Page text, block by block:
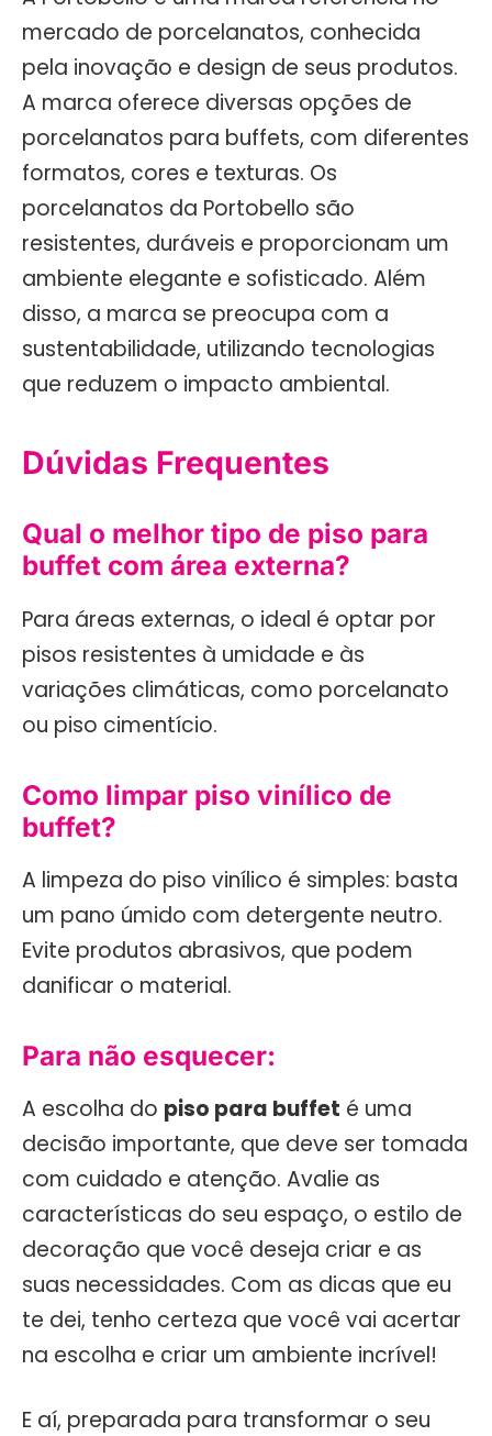
mercado de porcelanatos, conhecida
pela inovação e design de seus produtos.
A marca oferece diversas opções de
porcelanatos para buffets, com diferentes
formatos, cores e texturas. Os
porcelanatos da Portobello são
resistentes, duráveis e proporcionam um
ambiente elegante e sofisticado. Além
disso, a marca se preocupa com a
sustentabilidade, utilizando tecnologias
que reduzem o impacto ambiental.
Dúvidas Frequentes
Qual o melhor tipo de piso para
buffet com área externa?
Para áreas externas, o ideal é optar por
pisos resistentes à umidade e às
variações climáticas, como porcelanato
ou piso cimentício.
Como limpar piso vinílico de
buffet?
A limpeza do piso vinílico é simples: basta
um pano úmido com detergente neutro.
Evite produtos abrasivos, que podem
danificar o material.
Para não esquecer:
A escolha do piso para buffet é uma
decisão importante, que deve ser tomada
com cuidado e atenção. Avalie as
características do seu espaço, o estilo de
decoração que você deseja criar e as
suas necessidades. Com as dicas que eu
te dei, tenho certeza que você vai acertar
na escolha e criar um ambiente incrível!
E aí, preparada para transformar o seu